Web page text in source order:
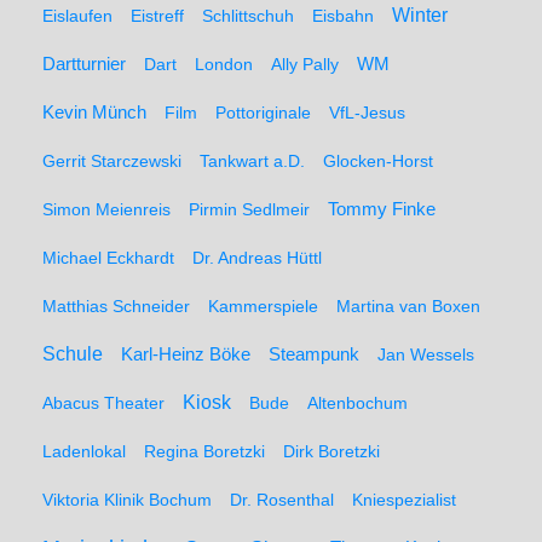
Eislaufen Eistreff Schlittschuh Eisbahn Winter
Dartturnier Dart London Ally Pally WM
Kevin Münch Film Pottoriginale VfL-Jesus
Gerrit Starczewski Tankwart a.D. Glocken-Horst
Simon Meienreis Pirmin Sedlmeir Tommy Finke
Michael Eckhardt Dr. Andreas Hüttl
Matthias Schneider Kammerspiele Martina van Boxen
Schule Karl-Heinz Böke Steampunk Jan Wessels
Abacus Theater Kiosk Bude Altenbochum
Ladenlokal Regina Boretzki Dirk Boretzki
Viktoria Klinik Bochum Dr. Rosenthal Kniespezialist